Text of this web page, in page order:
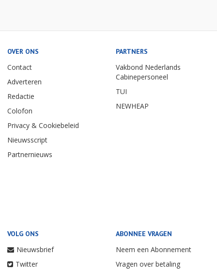
OVER ONS
Contact
Adverteren
Redactie
Colofon
Privacy & Cookiebeleid
Nieuwsscript
Partnernieuws
PARTNERS
Vakbond Nederlands
Cabinepersoneel
TUI
NEWHEAP
VOLG ONS
Nieuwsbrief
Twitter
ABONNEE VRAGEN
Neem een Abonnement
Vragen over betaling